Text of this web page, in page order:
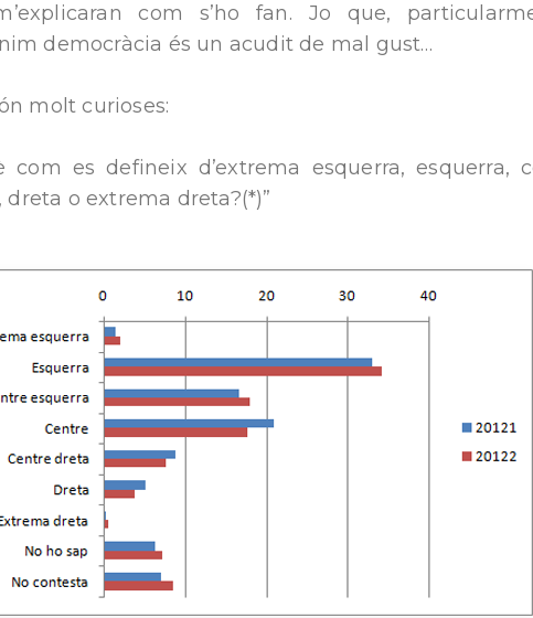
com s’ho fan. Jo que,
democràcia és un acudit de mal gust…
molt curioses:
com es defineix d’extrema esquerra, esquerra,
o extrema dreta?(*)”